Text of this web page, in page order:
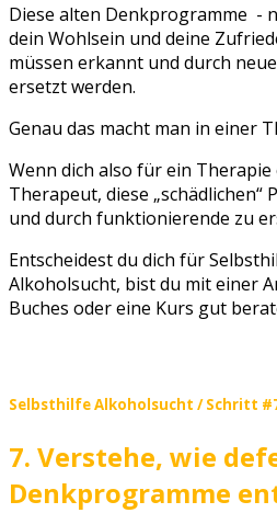
Diese alten Denkprogramme -
dein Wohlsein und deine
müssen erkannt und durch
ersetzt werden.
Genau das macht man in einer
Wenn dich also für ein
Therapeut, diese „schädlichen“
und durch funktionierende zu
Entscheidest du dich für
Alkoholsucht, bist du mit einer
Buches oder eine Kurs gut
Selbsthilfe Alkoholsucht / Schritt
7. Verstehe, wie
Denkprogramme